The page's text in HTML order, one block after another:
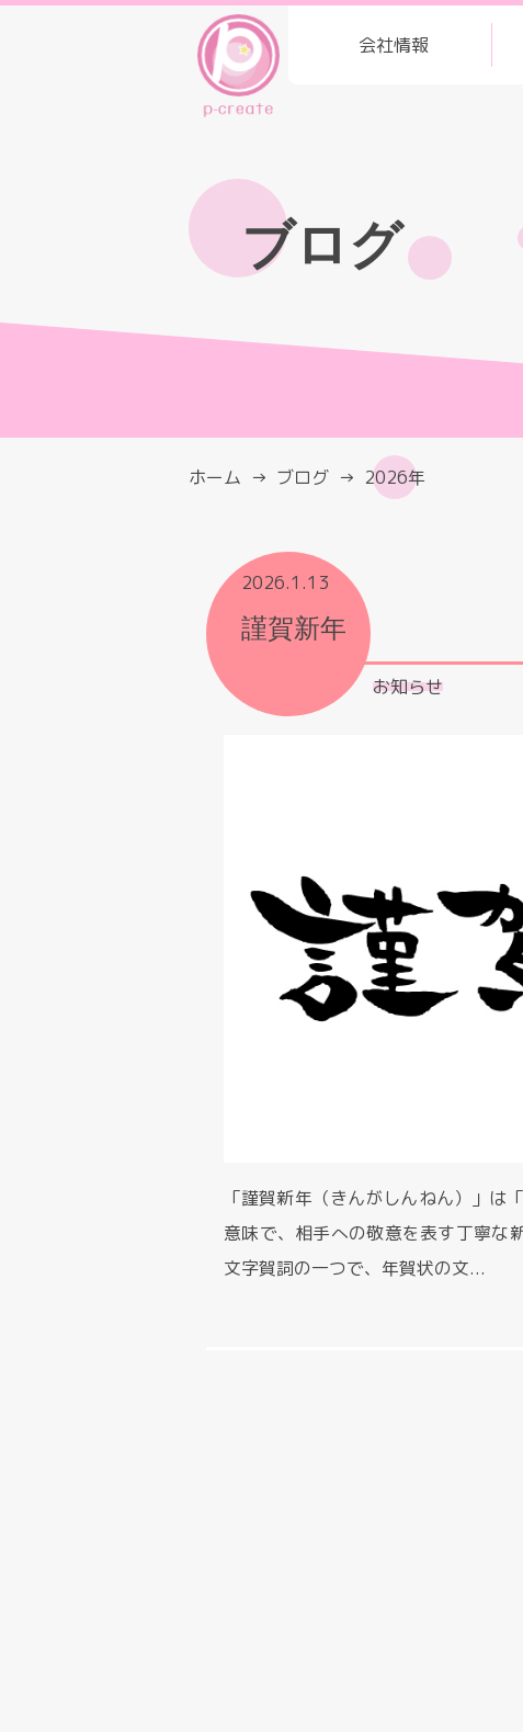
会社情報
ブログ
ホーム ブログ 2026年
2026.1.13
謹賀新年
お知らせ
「謹賀新年（きんがしんねん）」は
意味で、相手への敬意を表す丁寧な
文字賀詞の一つで、年賀状の文...